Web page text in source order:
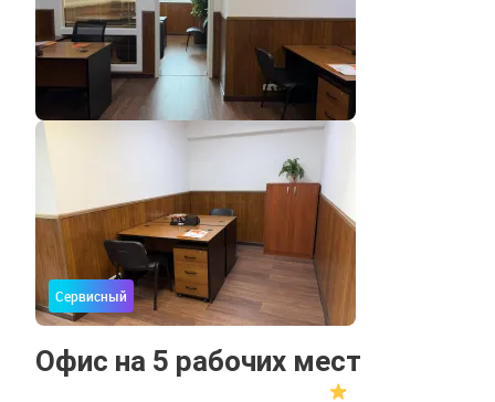
Сервисный
Офис на 5 рабочих мест